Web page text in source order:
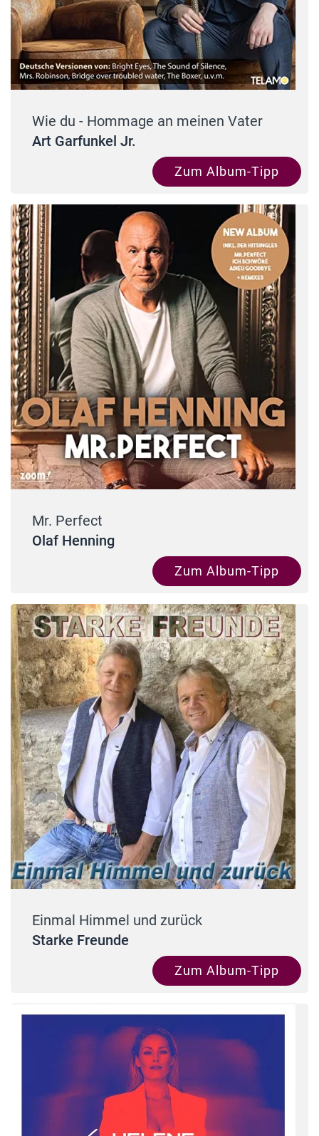
Wie du - Hommage an meinen Vater
Art Garfunkel Jr.
Zum Album-Tipp
Mr. Perfect
Olaf Henning
Zum Album-Tipp
Einmal Himmel und zurück
Starke Freunde
Zum Album-Tipp